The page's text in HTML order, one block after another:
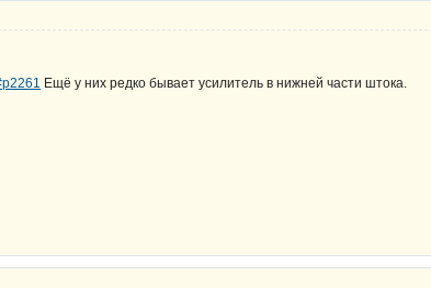
Ещё у них редко бывает усилитель в нижней части штока.